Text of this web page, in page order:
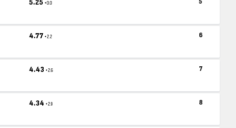
5.25 +0.0
4.77 +2.2 6
4.43 +2.6 7
4.34 +2.9 8